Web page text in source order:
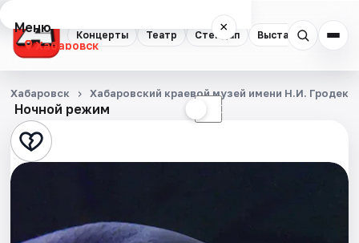
Концерты Театр Стендап Выставки
Меню ×
Хабаровск
Концерты
Театр
Стендап
Экскурсии
Ночной режим ☾
Хабаровск Хабаровский краевой музей имени Н.И.